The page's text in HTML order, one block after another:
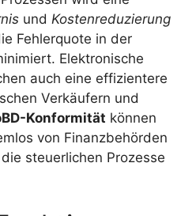
und Kostenreduzierung
Fehlerquote in der
Elektronische
auch eine effizientere
Verkäufern und
Konformität können
von Finanzbehörden
steuerlichen Prozesse